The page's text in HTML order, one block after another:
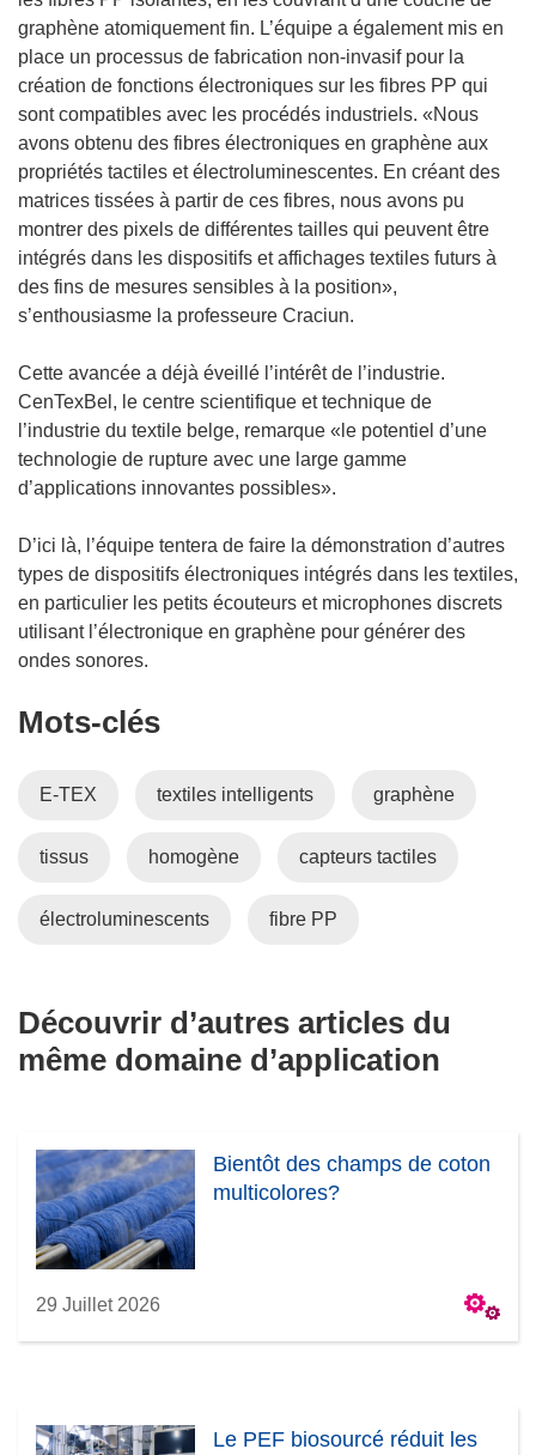
graphène atomiquement fin. L’équipe a également mis en
place un processus de fabrication non-invasif pour la
création de fonctions électroniques sur les fibres PP qui
sont compatibles avec les procédés industriels. «Nous
avons obtenu des fibres électroniques en graphène aux
propriétés tactiles et électroluminescentes. En créant des
matrices tissées à partir de ces fibres, nous avons pu
montrer des pixels de différentes tailles qui peuvent être
intégrés dans les dispositifs et affichages textiles futurs à
des fins de mesures sensibles à la position»,
s’enthousiasme la professeure Craciun.
Cette avancée a déjà éveillé l’intérêt de l’industrie.
CenTexBel, le centre scientifique et technique de
l’industrie du textile belge, remarque «le potentiel d’une
technologie de rupture avec une large gamme
d’applications innovantes possibles».
D’ici là, l’équipe tentera de faire la démonstration d’autres
types de dispositifs électroniques intégrés dans les textiles,
en particulier les petits écouteurs et microphones discrets
utilisant l’électronique en graphène pour générer des
ondes sonores.
Mots‑clés
E-TEX textiles intelligents graphène
tissus homogène capteurs tactiles
électroluminescents fibre PP
Découvrir d’autres articles du
même domaine d’application
Bientôt des champs de coton
multicolores?
29 Juillet 2026
Le PEF biosourcé réduit les